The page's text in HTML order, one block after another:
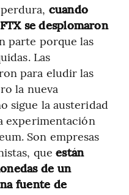
cuando
se desplomaron
parte porque las
Las
para eludir las
la nueva
sigue la austeridad
experimentación
Son empresas
queestán
de un
fuente de